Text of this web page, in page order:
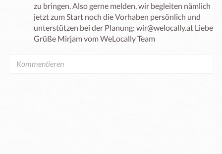
zu bringen. Also gerne melden, wir begleiten nämlich
jetzt zum Start noch die Vorhaben persönlich und
unterstützen bei der Planung: wir@welocally.at Liebe
Grüße Mirjam vom WeLocally Team